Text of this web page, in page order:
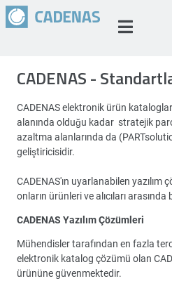
CADENAS -
CADENAS elektronik ürün
alanında olduğu kadar stratejik
azaltma alanlarında da
geliştiricisidir.
CADENAS'ın uyarlanabilen yazılım
onların ürünleri ve alıcıları
CADENAS Yazılım Çözümleri
Mühendisler tarafından en fazla
elektronik katalog çözümü olan
ürününe güvenmektedir.